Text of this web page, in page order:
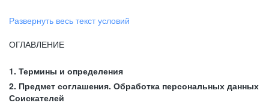
Развернуть весь текст условий
ОГЛАВЛЕНИЕ
1. Термины и определения
2. Предмет соглашения. Обработка персональных данных
Соискателей